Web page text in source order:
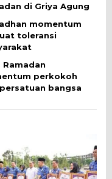
di Griya Agung
momentum
toleransi
Ramadan
perkokoh
bangsa